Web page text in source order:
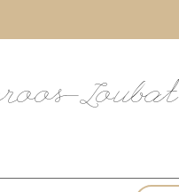
Loubat